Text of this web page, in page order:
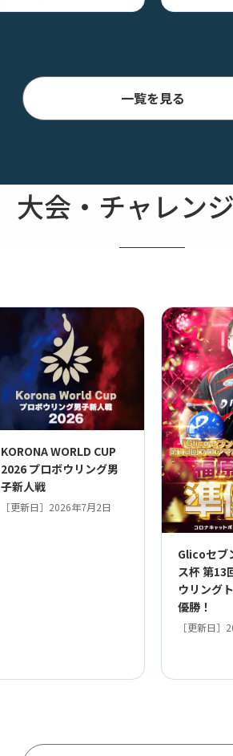
一覧を見る
大会・チャレン
KORONA WORLD CUP
2026 プロボウリング男
子新人戦
［更新日］2026年7月2日
Glicoセブ
ス杯 第13
ウリング
優勝！
［更新日